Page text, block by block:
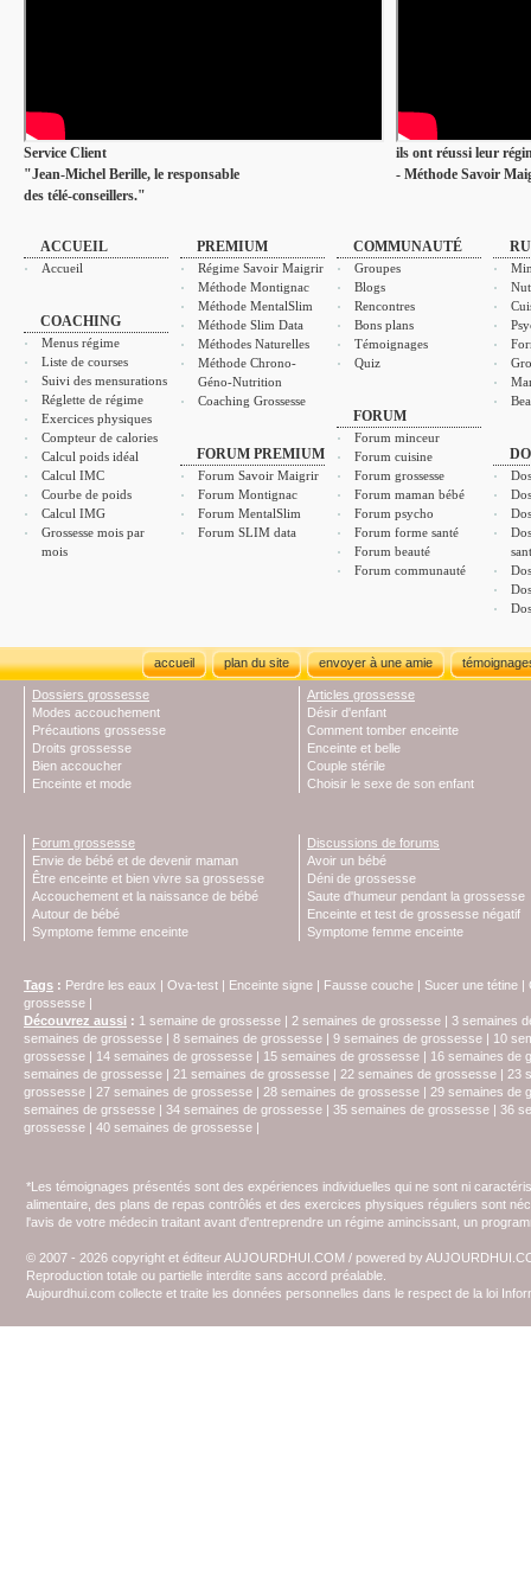
Service Client
"Jean-Michel Berille, le responsable
des télé-conseillers."
ils ont réussi leur
- Méthode Savoir
ACCUEIL
Accueil
COACHING
Menus régime
Liste de courses
Suivi des mensurations
Réglette de régime
Exercices physiques
Compteur de calories
Calcul poids idéal
Calcul IMC
Courbe de poids
Calcul IMG
Grossesse mois par
mois
PREMIUM
Régime Savoir Maigrir
Méthode Montignac
Méthode MentalSlim
Méthode Slim Data
Méthodes Naturelles
Méthode Chrono-
Géno-Nutrition
Coaching Grossesse
FORUM PREMIUM
Forum Savoir Maigrir
Forum Montignac
Forum MentalSlim
Forum SLIM data
COMMUNAUTÉ
Groupes
Blogs
Rencontres
Bons plans
Témoignages
Quiz
FORUM
Forum minceur
Forum cuisine
Forum grossesse
Forum maman bébé
Forum psycho
Forum forme santé
Forum beauté
Forum communauté
accueil plan du site envoyer à une amie
Dossiers grossesse
Modes accouchement
Précautions grossesse
Droits grossesse
Bien accoucher
Enceinte et mode
Articles grossesse
Désir d'enfant
Comment tomber enceinte
Enceinte et belle
Couple stérile
Choisir le sexe de son enfant
Forum grossesse
Envie de bébé et de devenir maman
Être enceinte et bien vivre sa grossesse
Accouchement et la naissance de bébé
Autour de bébé
Symptome femme enceinte
Discussions de forums
Avoir un bébé
Déni de grossesse
Saute d'humeur pendant la grossesse
Enceinte et test de grossesse négatif
Symptome femme enceinte
Tags : Perdre les eaux | Ova-test | Enceinte signe | Fausse couche | Sucer une tétine |
grossesse |
Découvrez aussi : 1 semaine de grossesse | 2 semaines de grossesse | 3 semaines
semaines de grossesse | 8 semaines de grossesse | 9 semaines de grossesse | 10
grossesse | 14 semaines de grossesse | 15 semaines de grossesse | 16 semaines de
semaines de grossesse | 21 semaines de grossesse | 22 semaines de grossesse | 23
grossesse | 27 semaines de grossesse | 28 semaines de grossesse | 29 semaines de
semaines de grssesse | 34 semaines de grossesse | 35 semaines de grossesse | 36
grossesse | 40 semaines de grossesse |
*Les témoignages présentés sont des expériences individuelles qui ne sont ni
alimentaire, des plans de repas contrôlés et des exercices physiques réguliers sont
l'avis de votre médecin traitant avant d'entreprendre un régime amincissant, un
© 2007 - 2026 copyright et éditeur AUJOURDHUI.COM / powered by
Reproduction totale ou partielle interdite sans accord préalable.
Aujourdhui.com collecte et traite les données personnelles dans le respect de la loi